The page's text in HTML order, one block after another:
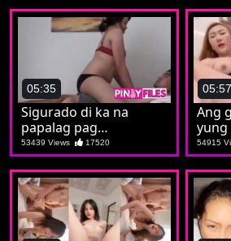
05:35
Sigurado di ka na
papalag pag
pinaibabawan ka ni
hipag
53439 Views 17520
05:57
Ang
yung
54915